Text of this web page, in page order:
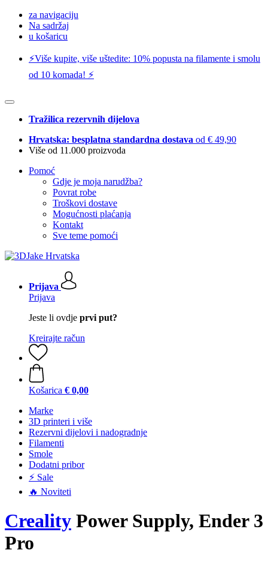
za navigaciju
Na sadržaj
u košaricu
⚡️Više kupite, više uštedite: 10% popusta na filamente i smolu
od 10 komada! ⚡️
Tražilica rezervnih dijelova
Hrvatska: besplatna standardna dostava od € 49,90
Više od 11.000 proizvoda
Pomoć
Gdje je moja narudžba?
Povrat robe
Troškovi dostave
Mogućnosti plaćanja
Kontakt
Sve teme pomoći
Prijava
Prijava
Jeste li ovdje prvi put?
Kreirajte račun
Košarica € 0,00
Marke
3D printeri i više
Rezervni dijelovi i nadogradnje
Filamenti
Smole
Dodatni pribor
⚡ Sale
🔥 Noviteti
Creality Power Supply, Ender 3
Pro